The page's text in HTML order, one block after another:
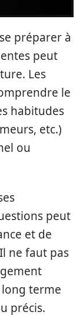
préparer à
peut
Les
le
habitudes
etc.)
ou
peut
et de
ne faut pas
terme
précis.